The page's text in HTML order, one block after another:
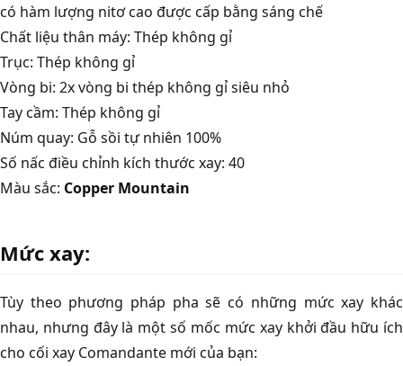
có hàm lượng nitơ cao được cấp bằng sáng chế
Chất liệu thân máy: Thép không gỉ
Trục: Thép không gỉ
Vòng bi: 2x vòng bi thép không gỉ siêu nhỏ
Tay cầm: Thép không gỉ
Núm quay: Gỗ sồi tự nhiên 100%
Số nấc điều chỉnh kích thước xay: 40
Màu sắc: Copper Mountain
Mức xay:
Tùy theo phương pháp pha sẽ có những mức xay khác
nhau, nhưng đây là một số mốc mức xay khởi đầu hữu ích
cho cối xay Comandante mới của bạn: